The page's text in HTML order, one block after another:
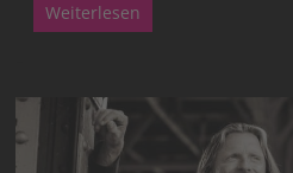
Weiterlesen